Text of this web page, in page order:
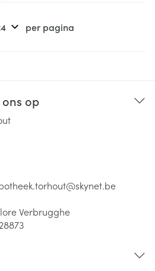
per pagina
op
skynet.be
Verbrugghe